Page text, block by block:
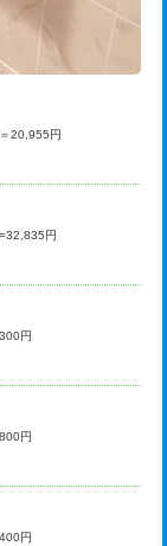
20,955円
円
円
円
円